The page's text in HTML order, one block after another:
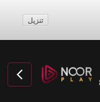
تنزيل